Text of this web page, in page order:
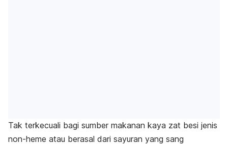
Tak terkecuali bagi sumber makanan kaya zat besi jenis
non-heme atau berasal dari sayuran yang sang